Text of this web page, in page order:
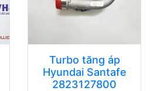
Turbo tăng áp
Hyundai Santafe
2823127800